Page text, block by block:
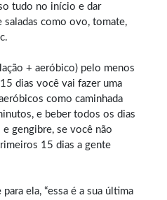
tudo no início e dar
saladas como ovo, tomate,
+ aeróbico) pelo menos
dias você vai fazer uma
como caminhada
e beber todos os dias
gengibre, se você não
15 dias a gente
ela, “essa é a sua última